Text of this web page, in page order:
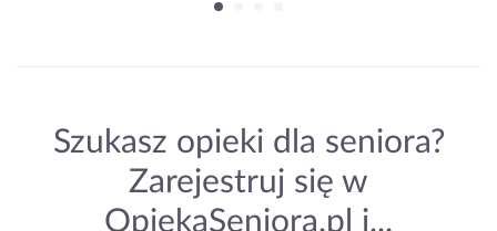
Szukasz opieki dla seniora?
Zarejestruj się w
OpiekaSeniora.pl i...